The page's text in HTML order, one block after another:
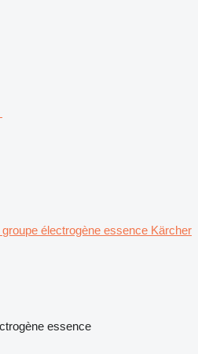
groupe électrogène essence Kärcher
essence